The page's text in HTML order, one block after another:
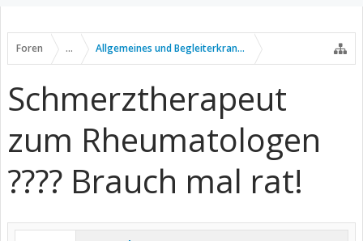
Foren ... Allgemeines und Begleiterkrankungen
Schmerztherapeut
zum Rheumatologen
???? Brauch mal rat!